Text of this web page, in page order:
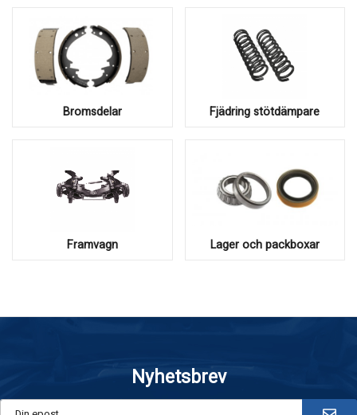
Bromsdelar Fjädring stötdämpare
Framvagn Lager och packboxar
Nyhetsbrev